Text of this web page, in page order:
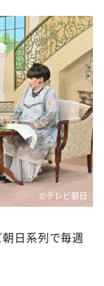
©️テレビ朝日
日系列で毎週